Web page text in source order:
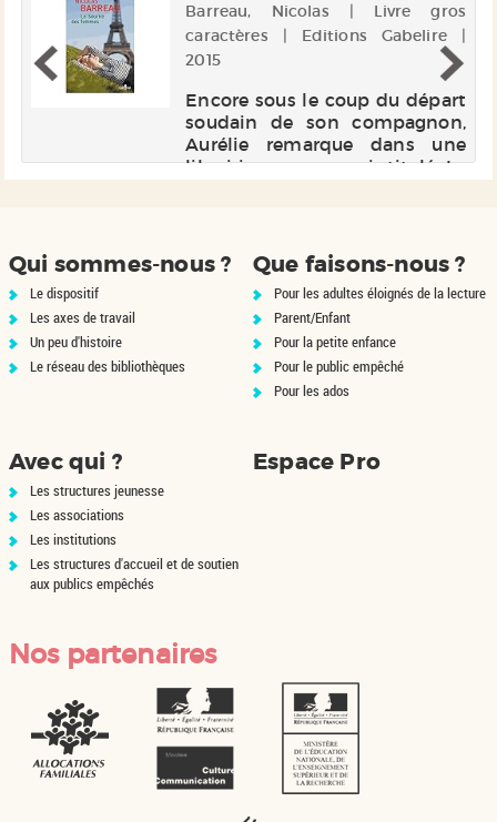
Barreau, Nicolas | Livre gros
caractères | Editions Gabelire |
2015
Encore sous le coup du départ
soudain de son compagnon,
Aurélie remarque dans une
librairie un roman intitulé Le
personnage principal, la sauve
du...
Qui sommes-nous ?
Le dispositif
Les axes de travail
Un peu d'histoire
Le réseau des bibliothèques
Que faisons-nous ?
Pour les adultes éloignés de la lecture
Parent/Enfant
Pour la petite enfance
Pour le public empêché
Pour les ados
Avec qui ?
Les structures jeunesse
Les associations
Les institutions
Les structures d'accueil et de soutien
aux publics empêchés
Espace Pro
Nos partenaires